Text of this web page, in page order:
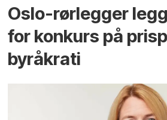
Oslo-rørlegger
for konkurs på
byråkrati